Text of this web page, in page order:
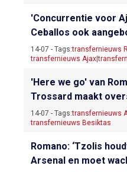
'Concurrentie voor
Ceballos ook
14-07 - Tags:transfernieuws
transfernieuws Ajax|
'Here we go' van
Trossard maakt
14-07 - Tags:transfernieuws
transfernieuws Besiktas
Romano: ‘Tzolis
Arsenal en moet